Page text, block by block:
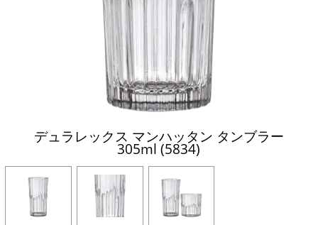
デュラレックス マンハッタン タンブラー
305ml (5834)